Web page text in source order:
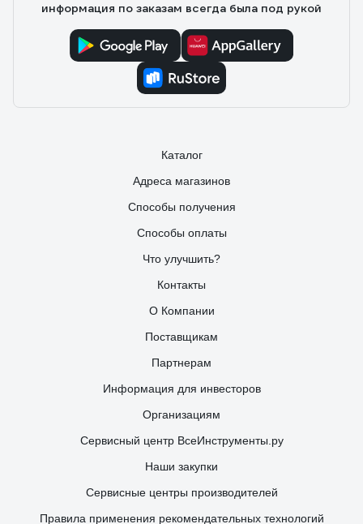
информация по заказам всегда была под рукой
Каталог
Адреса магазинов
Способы получения
Способы оплаты
Что улучшить?
Контакты
О Компании
Поставщикам
Партнерам
Информация для инвесторов
Организациям
Сервисный центр ВсеИнструменты.ру
Наши закупки
Сервисные центры производителей
Правила применения рекомендательных технологий